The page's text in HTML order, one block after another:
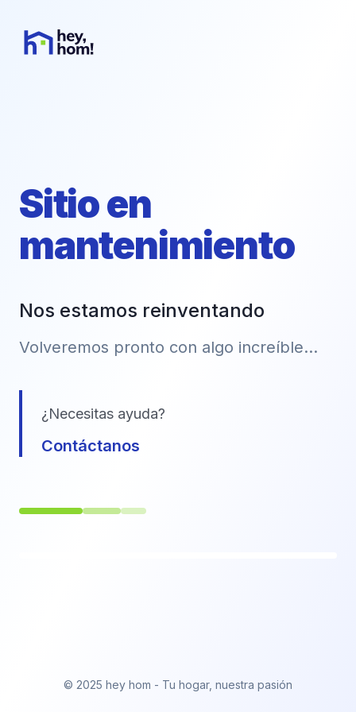
Sitio en
mantenimiento
Nos estamos reinventando
Volveremos pronto con algo increíble...
¿Necesitas ayuda?
Contáctanos
© 2025 hey hom - Tu hogar, nuestra pasión